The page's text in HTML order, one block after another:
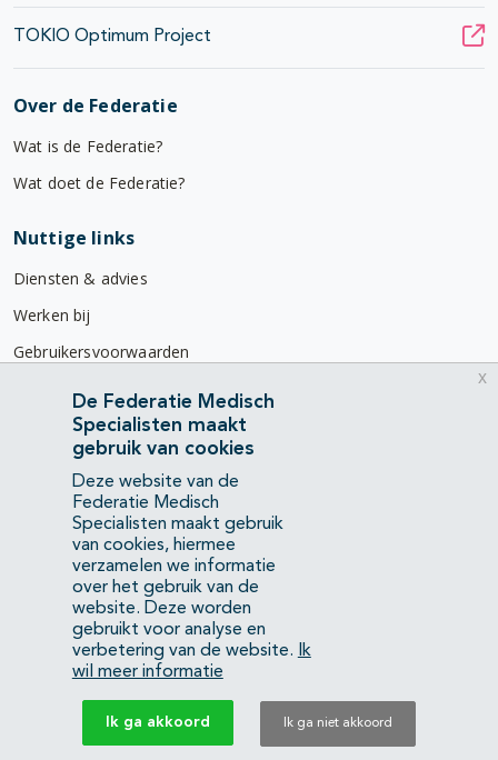
TOKIO Optimum Project
Over de Federatie
Wat is de Federatie?
Wat doet de Federatie?
Nuttige links
Diensten & advies
Werken bij
Gebruikersvoorwaarden
Privacyverklaring
Contact
Mercatorlaan 1200
3528 BL Utrecht
(088) 505 34 34
info@richtlijnendatabase.nl
YouTubeLinkedIn
KvK Federatie Medisch Specialisten:40483480
Privacyverklaring
De Federatie Medisch
Specialisten maakt
gebruik van cookies
Deze website van de
Federatie Medisch
Specialisten maakt gebruik
van cookies, hiermee
verzamelen we informatie
over het gebruik van de
website. Deze worden
gebruikt voor analyse en
verbetering van de website.
Ik
wil meer informatie
Ik ga akkoord Ik ga niet akkoord
x